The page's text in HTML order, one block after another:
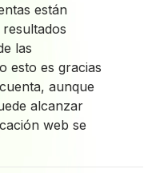
están
las
esto es gracias
aunque
alcanzar
web se